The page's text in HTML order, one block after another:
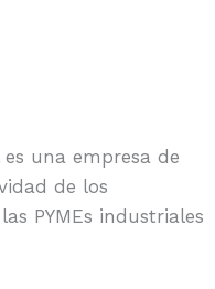
una empresa de
de los
PYMEs industriales